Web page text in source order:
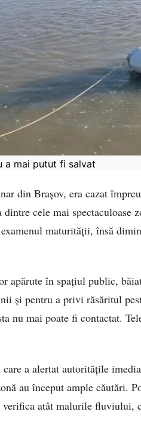
a mai putut fi salvat
din Brașov, era cazat
cele mai spectaculoase
maturității, însă
apărute în spațiul public,
și pentru a privi răsăritul
nu mai poate fi contactat.
a alertat autoritățile
au început ample căutări.
atât malurile fluviului,